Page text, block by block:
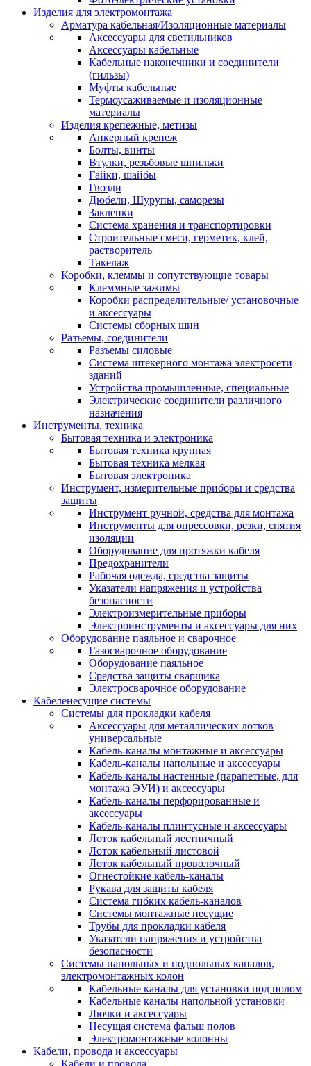
Изделия для электромонтажа
Арматура кабельная/Изоляционные материалы
Аксессуары для светильников
Аксессуары кабельные
Кабельные наконечники и соединители
(гильзы)
Муфты кабельные
Термоусаживаемые и изоляционные
материалы
Изделия крепежные, метизы
Анкерный крепеж
Болты, винты
Втулки, резьбовые шпильки
Гайки, шайбы
Гвозди
Дюбели, Шурупы, саморезы
Заклепки
Система хранения и транспортировки
Строительные смеси, герметик, клей,
растворитель
Такелаж
Коробки, клеммы и сопутствующие товары
Клеммные зажимы
Коробки распределительные/ установочные
и аксессуары
Системы сборных шин
Разъемы, соединители
Разъемы силовые
Система штекерного монтажа электросети
зданий
Устройства промышленные, специальные
Электрические соединители различного
назначения
Инструменты, техника
Бытовая техника и электроника
Бытовая техника крупная
Бытовая техника мелкая
Бытовая электроника
Инструмент, измерительные приборы и средства
защиты
Инструмент ручной, средства для монтажа
Инструменты для опрессовки, резки, снятия
изоляции
Оборудование для протяжки кабеля
Предохранители
Рабочая одежда, средства защиты
Указатели напряжения и устройства
безопасности
Электроизмерительные приборы
Электроинструменты и аксессуары для них
Оборудование паяльное и сварочное
Газосварочное оборудование
Оборудование паяльное
Средства защиты сварщика
Электросварочное оборудование
Кабеленесущие системы
Системы для прокладки кабеля
Аксессуары для металлических лотков
универсальные
Кабель-каналы монтажные и аксессуары
Кабель-каналы напольные и аксессуары
Кабель-каналы настенные (парапетные, для
монтажа ЭУИ) и аксессуары
Кабель-каналы перфорированные и
аксессуары
Кабель-каналы плинтусные и аксессуары
Лоток кабельный лестничный
Лоток кабельный листовой
Лоток кабельный проволочный
Огнестойкие кабель-каналы
Рукава для защиты кабеля
Система гибких кабель-каналов
Системы монтажные несущие
Трубы для прокладки кабеля
Указатели напряжения и устройства
безопасности
Системы напольных и подпольных каналов,
электромонтажных колон
Кабельные каналы для установки под полом
Кабельные каналы напольной установки
Лючки и аксессуары
Несущая система фальш полов
Электромонтажные колонны
Кабели, провода и аксессуары
Кабели и провода